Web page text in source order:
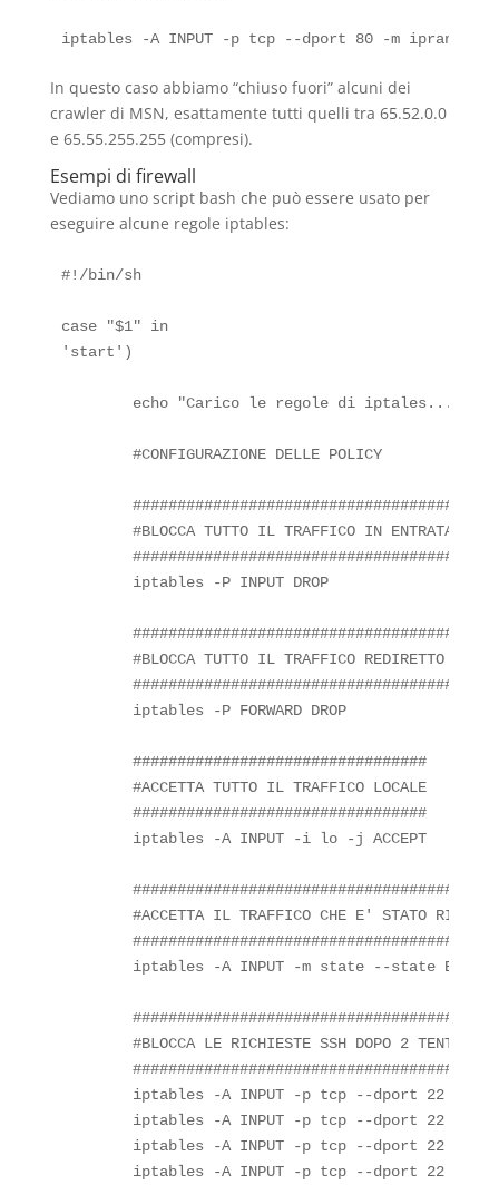
In questo caso abbiamo “chiuso fuori” alcuni dei
crawler di MSN, esattamente tutti quelli tra 65.52.0.0
e 65.55.255.255 (compresi).
Esempi di firewall
Vediamo uno script bash che può essere usato per
eseguire alcune regole iptables:
#!/bin/sh
case "$1" in
'start')
        echo "Carico le regole di iptales..."
        #CONFIGURAZIONE DELLE POLICY
        ####################################
        #BLOCCA TUTTO IL TRAFFICO IN ENTRATA
        ####################################
        iptables -P INPUT DROP
#BLOCCA TUTTO IL TRAFFICO REDIRETTO DAL
        iptables -P FORWARD DROP
        #################################
        #ACCETTA TUTTO IL TRAFFICO LOCALE
        #################################
        iptables -A INPUT -i lo -j ACCEPT
#ACCETTA IL TRAFFICO CHE E' STATO
iptables -A INPUT -m state --state
#BLOCCA LE RICHIESTE SSH DOPO 2
iptables -A INPUT -p tcp --dport 22 -m
iptables -A INPUT -p tcp --dport 22 -m
iptables -A INPUT -p tcp --dport 22 -m
iptables -A INPUT -p tcp --dport 22 -j